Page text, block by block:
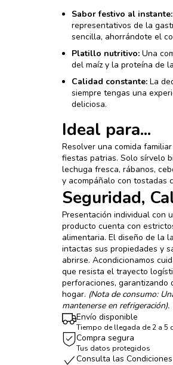
Sabor festivo al instante:
representativos de la
sencilla, ahorrándote el
Platillo nutritivo:Una
del maíz y la proteína de
Calidad constante:La
siempre tengas una
deliciosa.
Ideal para...
Resolver una comida
fiestas patrias. Solo sírvelo
lechuga fresca, rábanos,
y acompáñalo con tostadas
Seguridad,
Presentación individual con
producto cuenta con
alimentaria. El diseño de la
intactas sus propiedades y
abrirse. Acondicionamos
que resista el trayecto
perforaciones, garantizando
hogar. (Nota de consumo:
mantenerse en refrigeración).
Envío disponible
Tiempo de llegada de 2 a 5
Compra segura
Tus datos protegidos
Consulta las